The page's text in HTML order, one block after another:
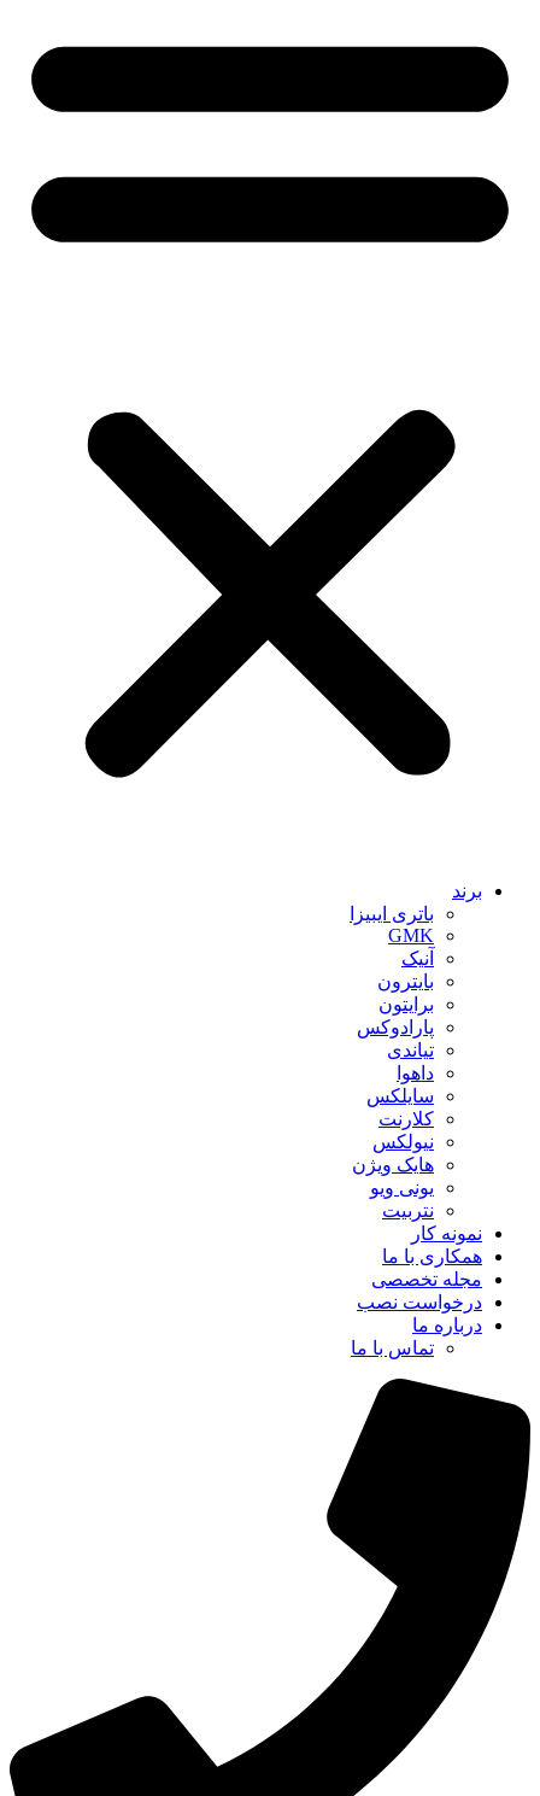
برند
باتری ایبیزا
GMK
آنیک
بایترون
برایتون
پارادوکس
تیاندی
داهوا
سایلکس
کلارنت
نیولکس
هایک ویژن
یونی ویو
نتربیت
نمونه کار
همکاری با ما
مجله تخصصی
درخواست نصب
درباره ما
تماس با ما